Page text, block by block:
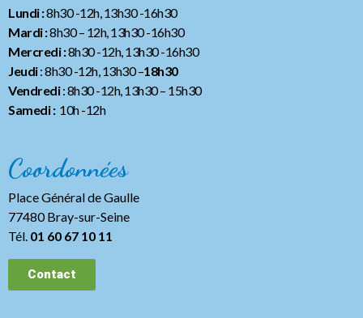
Lundi :8h30 -12h, 13h30 -16h30
Mardi :8h30 – 12h, 13h30 -16h30
Mercredi :8h30 -12h, 13h30 -16h30
Jeudi: 8h30 -12h, 13h30 –18h30
Vendredi: 8h30 -12h, 13h30– 15h30
Samedi :10h -12h
Coordonnées
Place Général de Gaulle
77480 Bray-sur-Seine
Tél. 01 60 67 10 11
Contact